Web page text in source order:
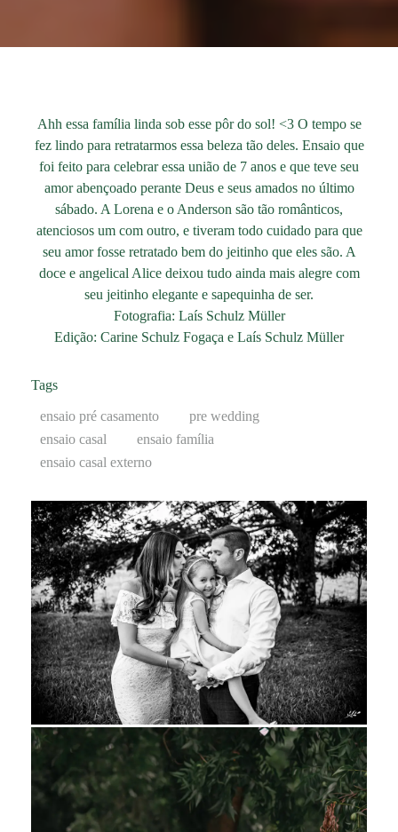
Ahh essa família linda sob esse pôr do sol! <3 O tempo se
fez lindo para retratarmos essa beleza tão deles. Ensaio que
foi feito para celebrar essa união de 7 anos e que teve seu
amor abençoado perante Deus e seus amados no último
sábado. A Lorena e o Anderson são tão românticos,
atenciosos um com outro, e tiveram todo cuidado para que
seu amor fosse retratado bem do jeitinho que eles são. A
doce e angelical Alice deixou tudo ainda mais alegre com
seu jeitinho elegante e sapequinha de ser.
Fotografia: Laís Schulz Müller
Edição: Carine Schulz Fogaça e Laís Schulz Müller
Tags
ensaio pré casamento
pre wedding
ensaio casal
ensaio família
ensaio casal externo